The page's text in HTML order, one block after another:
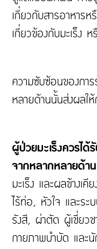
เกี่ยวกับสารอาหาร
เกี่ยวข้องกับมะเร็ง
ความซับซ้อนของกา
หลายด้านนั้นส่งผลให้
ผู้ป่วยมะเร็งควรไ
จากหลากหลายด้าน
มะเร็ง และผลข้างเ
ไร้ท่อ, หัวใจ และระ
รังสี, ผ่าตัด ผู้เชี่ยว
กายภาพบำบัด และนั